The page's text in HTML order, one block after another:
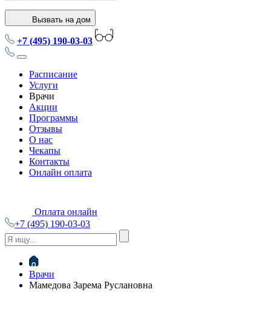
Вызвать на дом
+7 (495) 190-03-03
Расписание
Услуги
Врачи
Акции
Программы
Отзывы
О нас
Чекапы
Контакты
Онлайн оплата
Оплата онлайн
+7 (495) 190-03-03
Врачи
Мамедова Зарема Руслановна